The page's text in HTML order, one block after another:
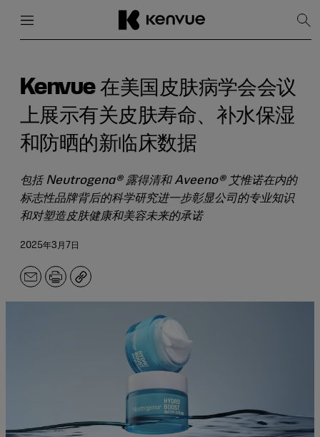
显
示
Kenvue 在美国皮肤病学会会议
上展示有关皮肤寿命、补水保湿
和防晒的新临床数据
包括 Neutrogena® 露得清和 Aveeno® 艾惟诺在内的
标志性品牌背后的科学研究进一步彰显公司的专业知识
和对塑造皮肤健康和美容未来的承诺
2025年3月7日
电
打
副